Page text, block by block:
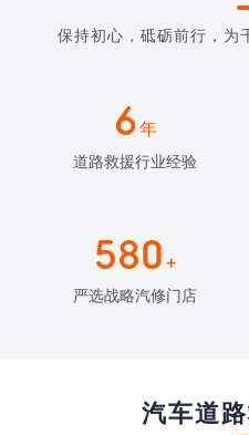
保持初心，砥砺前行，为
6年
道路救援行业经验
580 +
严选战略汽修门店
汽车道